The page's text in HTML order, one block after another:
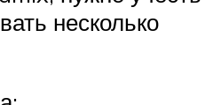
несколько